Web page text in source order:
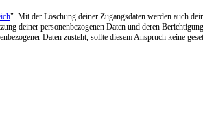
". Mit der Löschung deiner Zugangsdaten werden auch
deiner personenbezogenen Daten und deren
Daten zusteht, sollte diesem Anspruch keine